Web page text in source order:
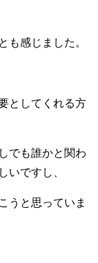
も感じました。
としてくれる方
でも誰かと関わ
いですし、
うと思っていま